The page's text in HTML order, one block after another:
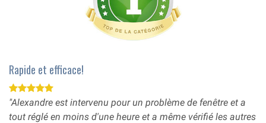
Rapide et efficace!
"Alexandre est intervenu pour un problème de fenêtre et a
tout réglé en moins d'une heure et a même vérifié les autres